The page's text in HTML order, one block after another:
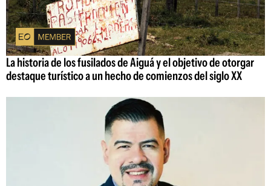
La historia de los fusilados de Aiguá y el objetivo de otorgar
destaque turístico a un hecho de comienzos del siglo XX